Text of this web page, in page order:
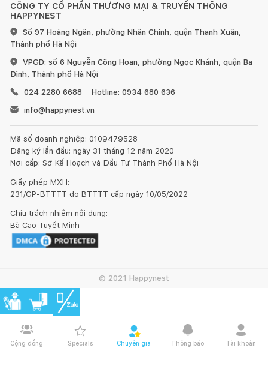
Cộng đồng Specials Chuyên gia Thông báo Tài khoản
CÔNG TY CỔ PHẦN THƯƠNG MẠI & TRUYỀN THÔNG
HAPPYNEST
Số 97 Hoàng Ngân, phường Nhân Chính, quận Thanh Xuân,
Thành phố Hà Nội
VPGD: số 6 Nguyễn Công Hoan, phường Ngọc Khánh, quận Ba
Đình, Thành phố Hà Nội
024 2280 6688
Hotline: 0934 680 636
info@happynest.vn
Mã số doanh nghiệp: 0109479528
Đăng ký lần đầu: ngày 31 tháng 12 năm 2020
Nơi cấp: Sở Kế Hoạch và Đầu Tư Thành Phố Hà Nội
Giấy phép MXH:
231/GP-BTTTT do BTTTT cấp ngày 10/05/2022
Chịu trách nhiệm nội dung:
Bà Cao Tuyết Minh
© 2021 Happynest